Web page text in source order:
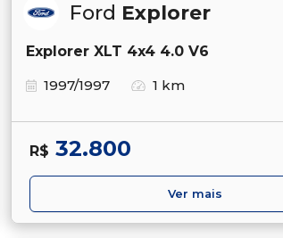
Ford Explorer
Explorer XLT 4x4 4.0 V6
1997/1997
1 km
R$ 32.800
Ver mais